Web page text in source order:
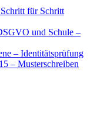
für Schritt
und Schule –
– Identitätsprüfung
– Musterschreiben